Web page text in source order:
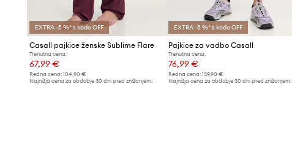
EXTRA -5 %* s kodo OFF
Casall pajkice ženske Sublime Flare
Trenutna cena:
67,99 €
Redna cena: 104,90 €
Najnižja cena za obdobje 30 dni pred znižanjem:
EXTRA -5 %* s kodo OFF
Pajkice za vadbo Casall
Trenutna cena:
76,99 €
Redna cena:139,90 €
Najnižja cena za obdobje 30 dni pred znižanjem: